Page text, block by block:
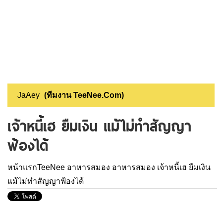
JaAey (ทีมงาน TeeNee.Com)
เจ้าหนี้เฮ ยืมเงิน แม้ไม่ทำสัญญา
ฟ้องได้
หน้าแรกTeeNee อาหารสมอง อาหารสมอง เจ้าหนี้เฮ ยืมเงิน
แม้ไม่ทำสัญญาฟ้องได้